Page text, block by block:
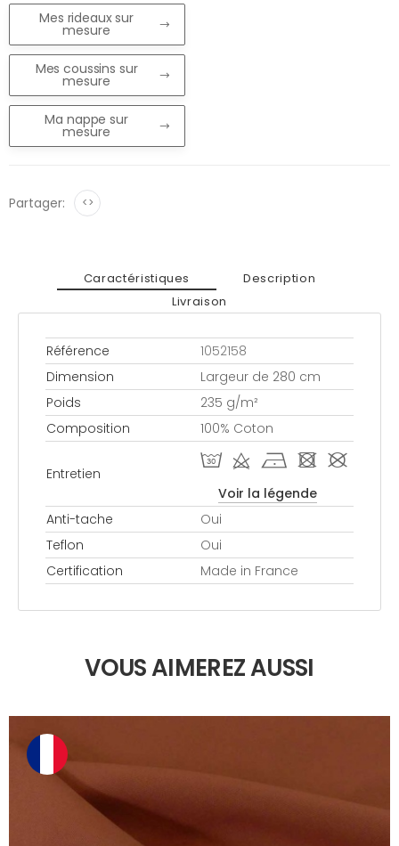
Mes rideaux sur
mesure
Mes coussins sur
mesure
Ma nappe sur
mesure
Partager: <>
Caractéristiques
Description
Livraison
Référence
1052158
Dimension
Largeur de 280 cm
Poids
235 g/m²
Composition
100% Coton
Entretien
T d h - #
Voir la légende
Anti-tache
Oui
Teflon
Oui
Certification
Made in France
VOUS AIMEREZ AUSSI